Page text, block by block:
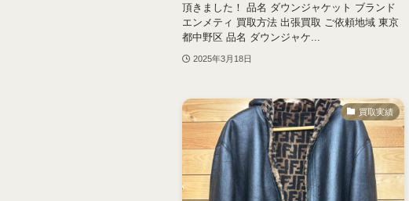
頂きました！ 品名 ダウンジャケット ブランド
エンメティ 買取方法 出張買取 ご依頼地域 東京
都中野区 品名 ダウンジャケ...
2025年3月18日
買取実績